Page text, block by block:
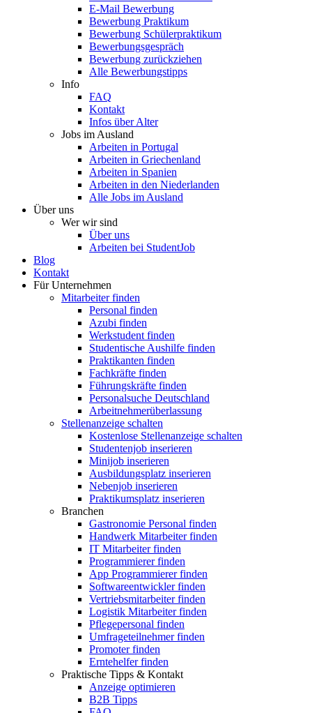
E-Mail Bewerbung
Bewerbung Praktikum
Bewerbung Schülerpraktikum
Bewerbungsgespräch
Bewerbung zurückziehen
Alle Bewerbungstipps
Info
FAQ
Kontakt
Infos über Alter
Jobs im Ausland
Arbeiten in Portugal
Arbeiten in Griechenland
Arbeiten in Spanien
Arbeiten in den Niederlanden
Alle Jobs im Ausland
Über uns
Wer wir sind
Über uns
Arbeiten bei StudentJob
Blog
Kontakt
Für Unternehmen
Mitarbeiter finden
Personal finden
Azubi finden
Werkstudent finden
Studentische Aushilfe finden
Praktikanten finden
Fachkräfte finden
Führungskräfte finden
Personalsuche Deutschland
Arbeitnehmerüberlassung
Stellenanzeige schalten
Kostenlose Stellenanzeige schalten
Studentenjob inserieren
Minijob inserieren
Ausbildungsplatz inserieren
Nebenjob inserieren
Praktikumsplatz inserieren
Branchen
Gastronomie Personal finden
Handwerk Mitarbeiter finden
IT Mitarbeiter finden
Programmierer finden
App Programmierer finden
Softwareentwickler finden
Vertriebsmitarbeiter finden
Logistik Mitarbeiter finden
Pflegepersonal finden
Umfrageteilnehmer finden
Promoter finden
Erntehelfer finden
Praktische Tipps & Kontakt
Anzeige optimieren
B2B Tipps